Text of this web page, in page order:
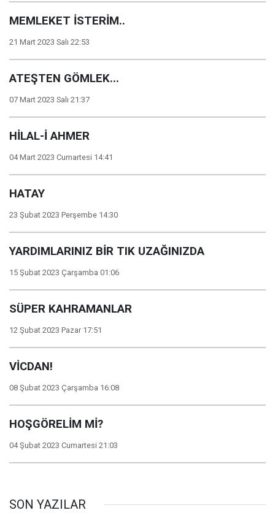
MEMLEKET İSTERİM..
21 Mart 2023 Salı 22:53
ATEŞTEN GÖMLEK...
07 Mart 2023 Salı 21:37
HİLAL-İ AHMER
04 Mart 2023 Cumartesi 14:41
HATAY
23 Şubat 2023 Perşembe 14:30
YARDIMLARINIZ BİR TIK UZAĞINIZDA
15 Şubat 2023 Çarşamba 01:06
SÜPER KAHRAMANLAR
12 Şubat 2023 Pazar 17:51
VİCDAN!
08 Şubat 2023 Çarşamba 16:08
HOŞGÖRELİM Mİ?
04 Şubat 2023 Cumartesi 21:03
SON YAZILAR